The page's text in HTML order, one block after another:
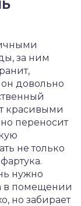
за ним
довольно
красивыми
переносит
не только
нужно
в помещении
но забирает